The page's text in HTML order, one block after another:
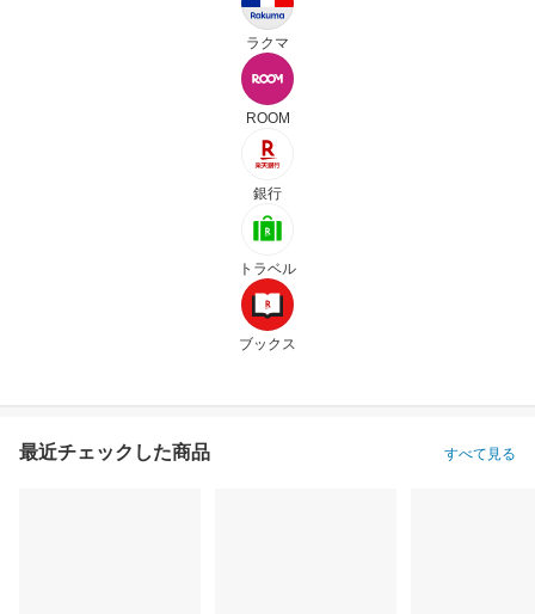
ラクマ
ROOM
銀行
トラベル
ブックス
最近チェックした商品 すべて見る